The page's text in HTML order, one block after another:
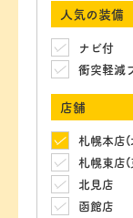
人気の装備
ナビ付
衝突軽減
店舗
札幌本店
札幌東店
北見店
函館店